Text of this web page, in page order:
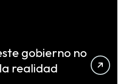
gobierno no
realidad